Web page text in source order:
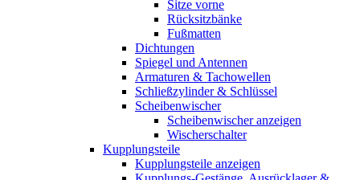
Sitze vorne
Rücksitzbänke
Fußmatten
Dichtungen
Spiegel und Antennen
Armaturen & Tachowellen
Schließzylinder & Schlüssel
Scheibenwischer
Scheibenwischer anzeigen
Wischerschalter
Kupplungsteile
Kupplungsteile anzeigen